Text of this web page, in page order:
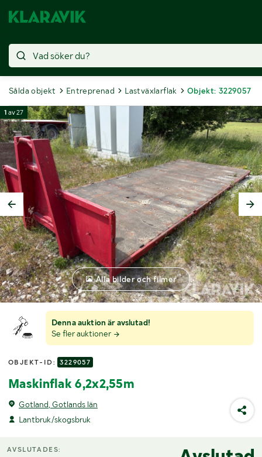
Sålda objekt Entreprenad Lastväxlarflak Objekt: 3229057
Denna auktion är avslutad!
Se fler auktioner
OBJEKT-ID: 3229057
Maskinflak 6,2x2,55m
Gotland, Gotlands län
Lantbruk/skogsbruk
1 av27
Alla bilder och filmer
AVSLUTADES: